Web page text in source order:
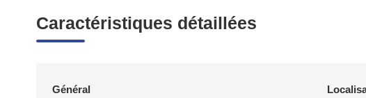
Caractéristiques détaillées
Général